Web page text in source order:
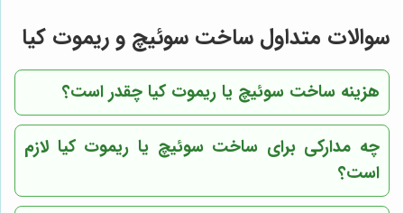
سوالات متداول ساخت سوئیچ و ریموت کیا
هزینه ساخت سوئیچ یا ریموت کیا چقدر است؟
چه مدارکی برای ساخت سوئیچ یا ریموت کیا لازم
است؟